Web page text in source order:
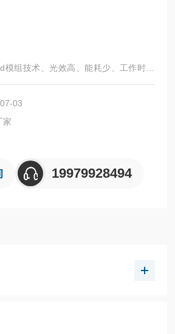
模组技术、光效高、能耗少、工作时间
航运、电力、交通管理和特殊危险场所
动或固定信号樗和方位显示用。
03
家
19979928494